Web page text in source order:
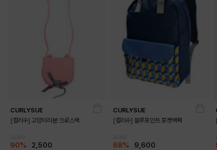
CURLYSUE
[컬리수] 고양이리본 크로스백
90% 2,500
CURLYSUE
[컬리수] 블루포인트 포켓백팩
68% 9,600